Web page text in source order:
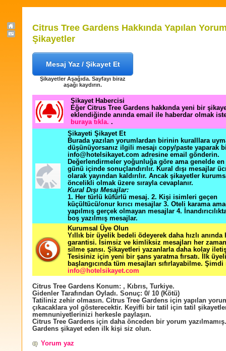
Citrus Tree Gardens Hakkında Yapılan
Şikayetler
Mesaj Yaz / Şikayet Et
Şikayetler Aşağıda. Sayfayı biraz
aşağı kaydırın.
Şikayet Habercisi
Eğer Citrus Tree Gardens hakkında yeni bir
eklendiğinde anında email ile haberdar olmak
buraya tıkla. .
Şikayeti Şikayet Et
Burada yazılan yorumlardan birinin kuralllara
düşünüyorsanız ilgili mesajı copy/paste yaparak
info@hotelsikayet.com adresine email gönderin.
Değerlendirmeler yoğunluğa göre ama genelde
günü içinde sonuçlandırılır. Kural dışı mesajlar
olarak yayından kaldırılır. Ancak şikayetler
öncelikli olmak üzere sırayla cevaplanır.
Kural Dışı Mesajlar:
1. Her türlü küfürlü mesaj. 2. Kişi isimleri geçen
küçültücü/onur kırıcı mesajlar 3. Oteli karama
yapılmış gerçek olmayan mesajlar 4.
boş yazılmış mesajlar.
Kurumsal Üye Olun
Yıllık bir üyelik bedeli ödeyerek daha hızlı
garantisi. İsimsiz ve kimliksiz mesajları her zaman
silme şansı. Şikayetleri yazanlarla daha kolay
Tesisiniz için yeni bir şans yaratma fırsatı. İlk
başlangıcında tüm mesajları sıfırlayabilme. Şimdi
info@hotelsikayet.com
Citrus Tree Gardens Konum: , Kıbrıs, Turkiye.
Gidenler Tarafından Oyladı. Sonuç: 0/ 10 (Kötü)
Tatiliniz zehir olmasın. Citrus Tree Gardens için yapılan
çıkacaklara yol gösterecektir. Keyifli bir tatil için tatil
memnuniyetlerinizi herkesle paylaşın.
Citrus Tree Gardens için daha önceden bir yorum
Gardens şikayet eden ilk kişi siz olun.
Yorum yaz